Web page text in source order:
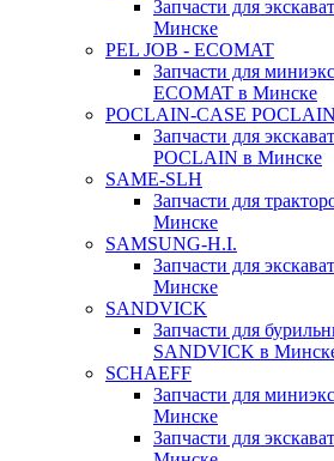
Запчасти для
Минске
PEL JOB - ECOMAT
Запчасти для
ECOMAT в Минске
POCLAIN-CASE POCLAIN
Запчасти для
POCLAIN в Минске
SAME-SLH
Запчасти для
Минске
SAMSUNG-H.I.
Запчасти для
Минске
SANDVICK
Запчасти для
SANDVICK в
SCHAEFF
Запчасти для
Минске
Запчасти для